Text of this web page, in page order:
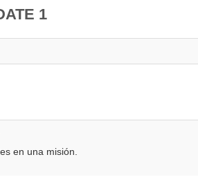
1
en una misión.